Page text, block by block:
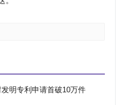
发明专利申请首破10万件